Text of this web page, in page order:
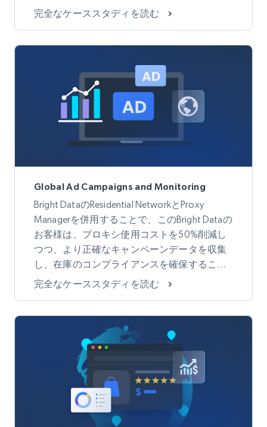
ョンを構築するという中核事業に注力できる
完全なケーススタディを読む
Global Ad Campaigns and Monitoring
Bright DataのResidential NetworkとProxy
Managerを併用することで、このBright Dataの
お客様は、プロキシ使用コストを50%削減し
つつ、より正確なキャンペーンデータを収集
し、在庫のコンプライアンスを確保すること
ができました。
完全なケーススタディを読む